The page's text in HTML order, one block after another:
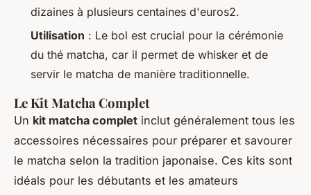
dizaines à plusieurs centaines d'euros2.
Utilisation : Le bol est crucial pour la cérémonie
du thé matcha, car il permet de whisker et de
servir le matcha de manière traditionnelle.
Le Kit Matcha Complet
Un kit matcha complet inclut généralement tous les
accessoires nécessaires pour préparer et savourer
le matcha selon la tradition japonaise. Ces kits sont
idéals pour les débutants et les amateurs